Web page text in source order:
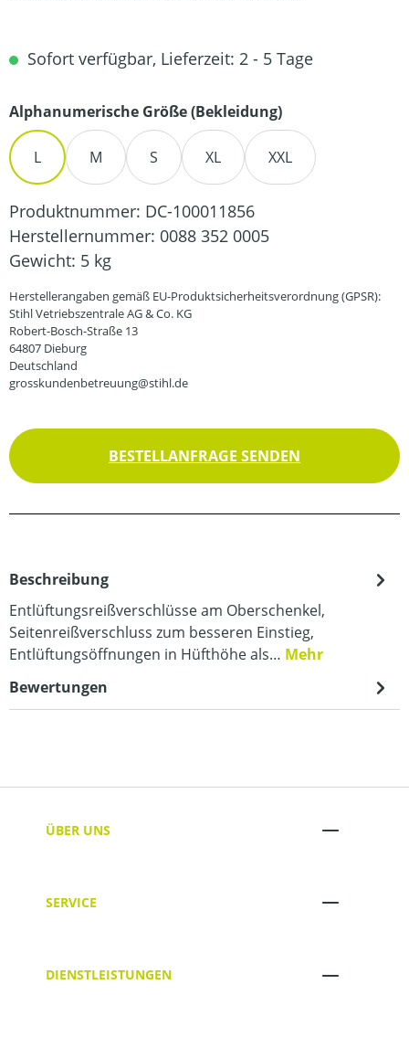
Sofort verfügbar, Lieferzeit: 2 - 5 Tage
Alphanumerische Größe (Bekleidung)auswählen
L M S XL XXL
Produktnummer: DC-100011856
Herstellernummer: 0088 352 0005
Gewicht: 5 kg
Herstellerangaben gemäß EU-Produktsicherheitsverordnung (GPSR):
Stihl Vetriebszentrale AG & Co. KG
Robert-Bosch-Straße 13
64807 Dieburg
Deutschland
grosskundenbetreuung@stihl.de
BESTELLANFRAGE SENDEN
Beschreibung
Entlüftungsreißverschlüsse am Oberschenkel,
Seitenreißverschluss zum besseren Einstieg,
Entlüftungsöffnungen in Hüfthöhe als… Mehr
Bewertungen
ÜBER UNS
SERVICE
DIENSTLEISTUNGEN